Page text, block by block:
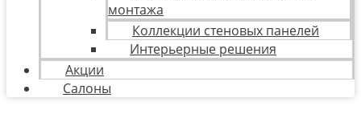
монтажа
Коллекции стеновых панелей
Интерьерные решения
Акции
Салоны